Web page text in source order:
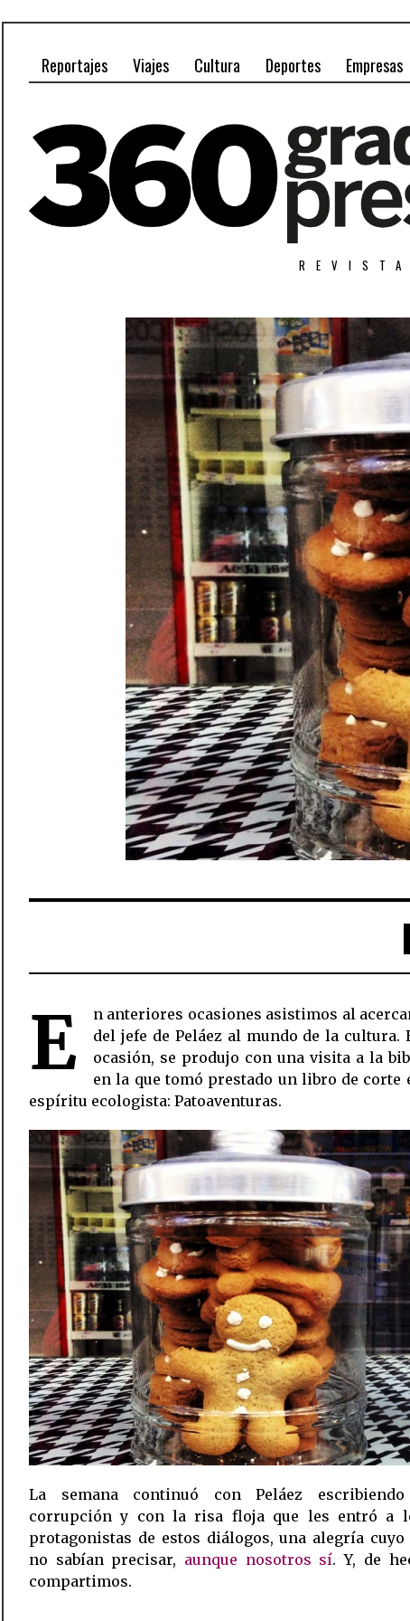
Reportajes Viajes Cultura Deportes Empresas
E
n anteriores ocasiones asistimos al
del jefe de Peláez al mundo de la cultura.
ocasión, se produjo con una visita a la
en la que tomó prestado un libro de corte
espíritu ecologista: Patoaventuras.
La semana continuó con Peláez escribiendo
corrupción y con la risa floja que les entró a
protagonistas de estos diálogos, una alegría
no sabían precisar, aunque nosotros sí. Y, de
compartimos.